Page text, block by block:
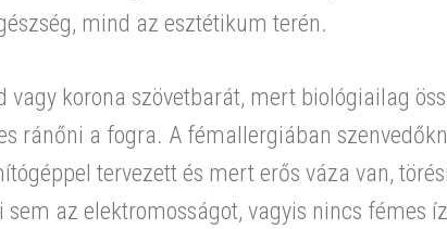
mind az esztétikum terén.
vagy korona szövetbarát, mert biológiailag
ránőni a fogra. A fémallergiában
tervezett és mert erős váza van,
sem az elektromosságot, vagyis nincs fémes